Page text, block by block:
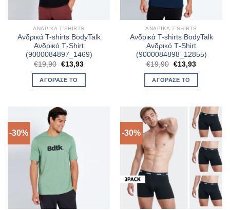
ΑΝΔΡΙΚΆ T-SHIRTS
Ανδρικά T-shirts BodyTalk
Ανδρικό Τ-Shirt
(9000084897_1469)
€19,90 Original
was:
€19,90.
€13,93Η
ΑΓΌΡΑΣΈ ΤΟ
ΑΝΔΡΙΚΆ T-SHIRTS
Ανδρικά T-shirts BodyTalk
Ανδρικό Τ-Shirt
(9000084898_12855)
€19,90 Original
was:
€19,90.
€13,93Η
ΑΓΌΡΑΣΈ ΤΟ
-30% -30%